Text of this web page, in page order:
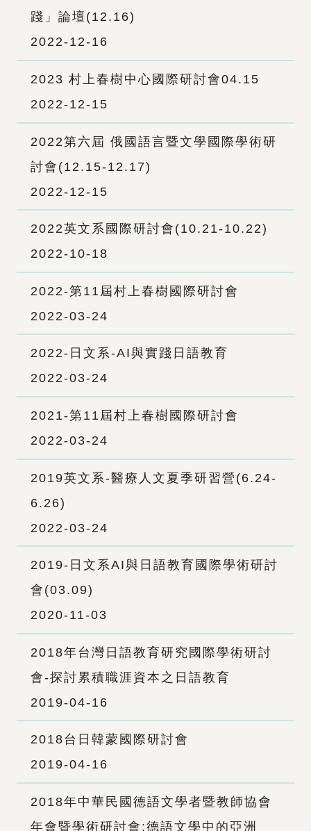
踐」論壇(12.16)
2022-12-16
2023 村上春樹中心國際研討會04.15
2022-12-15
2022第六屆 俄國語言暨文學國際學術研
討會(12.15-12.17)
2022-12-15
2022英文系國際研討會(10.21-10.22)
2022-10-18
2022-第11屆村上春樹國際研討會
2022-03-24
2022-日文系-AI與實踐日語教育
2022-03-24
2021-第11屆村上春樹國際研討會
2022-03-24
2019英文系-醫療人文夏季研習營(6.24-
6.26)
2022-03-24
2019-日文系AI與日語教育國際學術研討
會(03.09)
2020-11-03
2018年台灣日語教育研究國際學術研討
會-探討累積職涯資本之日語教育
2019-04-16
2018台日韓蒙國際研討會
2019-04-16
2018年中華民國德語文學者暨教師協會
年會暨學術研討會:德語文學中的亞洲